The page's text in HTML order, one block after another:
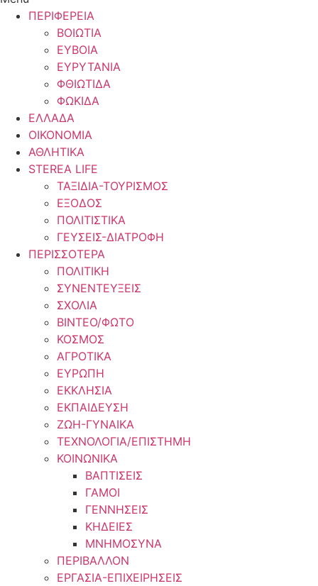
ΠΕΡΙΦΕΡΕΙΑ
ΒΟΙΩΤΙΑ
ΕΥΒΟΙΑ
ΕΥΡΥΤΑΝΙΑ
ΦΘΙΩΤΙΔΑ
ΦΩΚΙΔΑ
ΕΛΛΑΔΑ
ΟΙΚΟΝΟΜΙΑ
ΑΘΛΗΤΙΚΑ
STEREA LIFE
ΤΑΞΙΔΙΑ-ΤΟΥΡΙΣΜΟΣ
ΕΞΟΔΟΣ
ΠΟΛΙΤΙΣΤΙΚΑ
ΓΕΥΣΕΙΣ-ΔΙΑΤΡΟΦΗ
ΠΕΡΙΣΣΟΤΕΡΑ
ΠΟΛΙΤΙΚΗ
ΣΥΝΕΝΤΕΥΞΕΙΣ
ΣΧΟΛΙΑ
ΒΙΝΤΕΟ/ΦΩΤΟ
ΚΟΣΜΟΣ
ΑΓΡΟΤΙΚΑ
ΕΥΡΩΠΗ
ΕΚΚΛΗΣΙΑ
ΕΚΠΑΙΔΕΥΣΗ
ΖΩΗ-ΓΥΝΑΙΚΑ
ΤΕΧΝΟΛΟΓΙΑ/ΕΠΙΣΤΗΜΗ
ΚΟΙΝΩΝΙΚΑ
ΒΑΠΤΙΣΕΙΣ
ΓΑΜΟΙ
ΓΕΝΝΗΣΕΙΣ
ΚΗΔΕΙΕΣ
ΜΝΗΜΟΣΥΝΑ
ΠΕΡΙΒΑΛΛΟΝ
ΕΡΓΑΣΙΑ-ΕΠΙΧΕΙΡΗΣΕΙΣ